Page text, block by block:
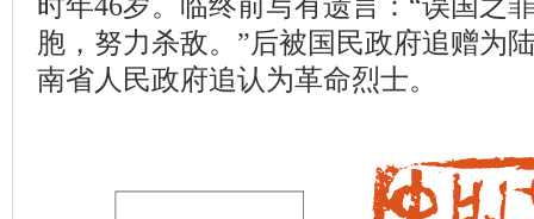
胞，努力杀敌。”后被国民政府追赠为
南省人民政府追认为革命烈士。